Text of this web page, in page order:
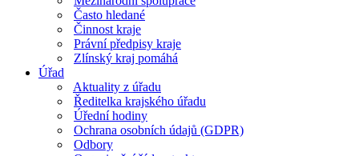
Často hledané
Činnost kraje
Právní předpisy kraje
Zlínský kraj pomáhá
Úřad
Aktuality z úřadu
Ředitelka krajského úřadu
Úřední hodiny
Ochrana osobních údajů (GDPR)
Odbory